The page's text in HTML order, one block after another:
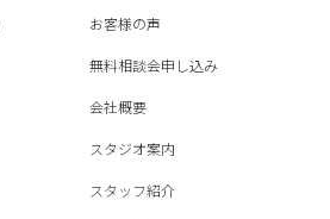
お客様の声
無料相談会申し込み
会社概要
スタジオ案内
スタッフ紹介